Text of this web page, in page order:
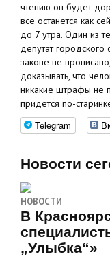
чтению он будет
все останется как
до 7 утра. Один из
депутат
законе не
доказывать, что
никакие штрафы не
придется по-
Telegram
Новости
НОВОСТИ
В
„Улыбка“»